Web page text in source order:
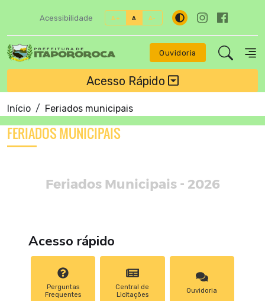
Acessibilidade A+ A A-
Ouvidoria
Acesso Rápido
Início Feriados municipais
FERIADOS MUNICIPAIS
Feriados Municipais - 2026
Acesso rápido
Perguntas
Frequentes
Central de
Licitações
Ouvidoria